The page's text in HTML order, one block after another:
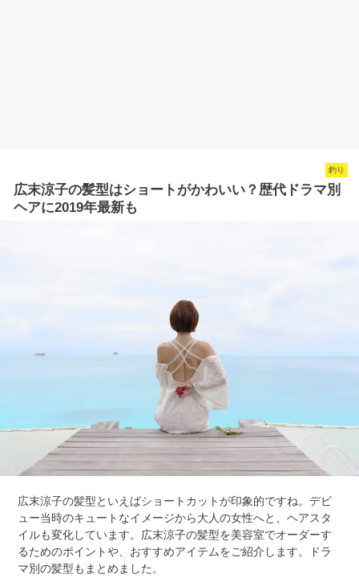
釣り
広末涼子の髪型はショートがかわいい？歴代ドラマ別
ヘアに2019年最新も
広末涼子の髪型といえばショートカットが印象的ですね。デビ
ュー当時のキュートなイメージから大人の女性へと、ヘアスタ
イルも変化しています。広末涼子の髪型を美容室でオーダーす
るためのポイントや、おすすめアイテムをご紹介します。ドラ
マ別の髪型もまとめました。